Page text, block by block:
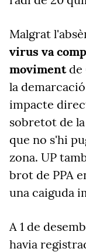
Malgrat
virus va
movimentde
la
impacte
sobretot de
que no s'hi
zona. UP
brot de PPA
una caiguda
A 1 de
havia